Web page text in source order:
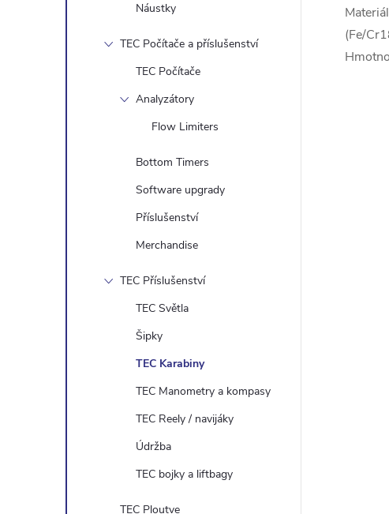
Náustky
TEC Počítače a příslušenství
TEC Počítače
Analyzátory
Flow Limiters
Bottom Timers
Software upgrady
Příslušenství
Merchandise
TEC Příslušenství
TEC Světla
Šipky
TEC Karabiny
TEC Manometry a kompasy
TEC Reely / navijáky
Údržba
TEC bojky a liftbagy
TEC Ploutve
(Fe/